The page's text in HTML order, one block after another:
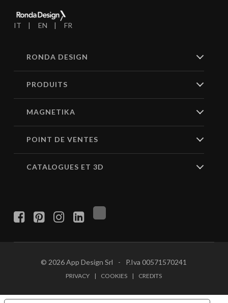
IT EN FR
RONDA DESIGN
PRODUITS
MAGNETIKA
POINT DE VENTES
CATALOGUES ET 3D
© 2026App Design Srl - P.Iva00571570241
PRIVACY | COOKIES | CREDITS